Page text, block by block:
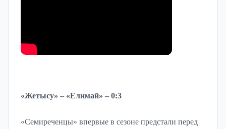
«Жетысу» – «Елимай» – 0:3
«Семиреченцы» впервые в сезоне предстали перед